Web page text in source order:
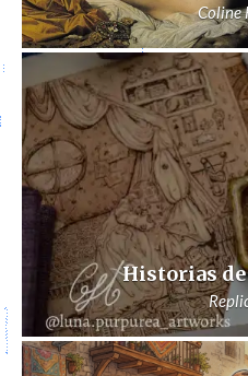
Coline
Historias